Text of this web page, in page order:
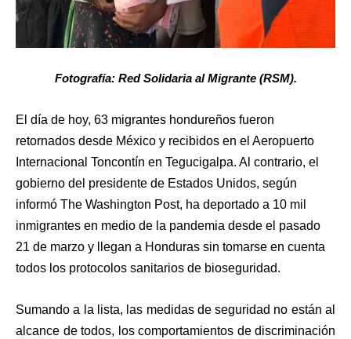
Fotografía: Red Solidaria al Migrante (RSM).
El día de hoy, 63 migrantes hondureños fueron
retornados desde México y recibidos en el Aeropuerto
Internacional Toncontín en Tegucigalpa. Al contrario, el
gobierno del presidente de Estados Unidos, según
informó The Washington Post, ha deportado a 10 mil
inmigrantes en medio de la pandemia desde el pasado
21 de marzo y llegan a Honduras sin tomarse en cuenta
todos los protocolos sanitarios de bioseguridad.
Sumando a la lista, las medidas de seguridad no están al
alcance de todos, los comportamientos de discriminación